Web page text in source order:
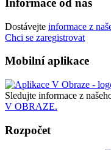
Informace od nás
Dostávejte informace z
Chci se zaregistrovat
Mobilní aplikace
Sledujte informace z
V OBRAZE.
Rozpočet